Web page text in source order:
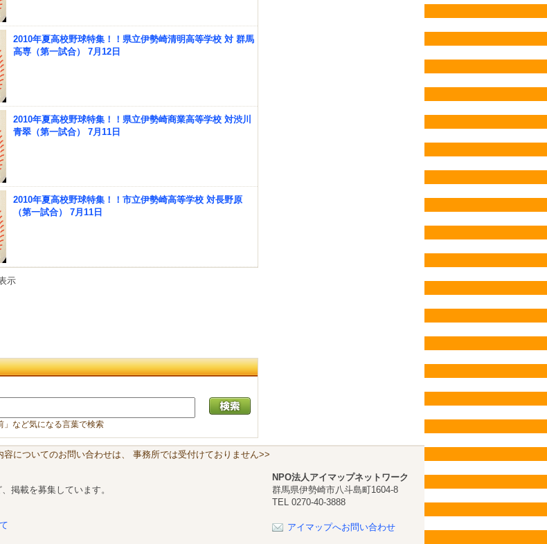
2010年夏高校野球特集！！県立伊勢崎清明高等学校 対 群馬
高専（第一試合） 7月12日
2010年夏高校野球特集！！県立伊勢崎商業高等学校 対渋川
青翠（第一試合） 7月11日
2010年夏高校野球特集！！市立伊勢崎高等学校 対長野原
（第一試合） 7月11日
示
」など気になる言葉で検索
についてのお問い合わせは、 事務所では受付けておりません>>
掲載を募集しています。
NPO法人アイマップネットワーク
群馬県伊勢崎市八斗島町1604-8
TEL 0270-40-3888
アイマップへお問い合わせ